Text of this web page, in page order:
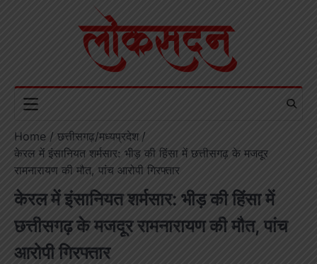
Home
छत्तीसगढ़/मध्यप्रदेश
केरल में इंसानियत शर्मसार: भीड़ की हिंसा में छत्तीसगढ़ के मजदूर
रामनारायण की मौत, पांच आरोपी गिरफ्तार
केरल में इंसानियत शर्मसार: भीड़ की हिंसा में
छत्तीसगढ़ के मजदूर रामनारायण की मौत, पांच
आरोपी गिरफ्तार